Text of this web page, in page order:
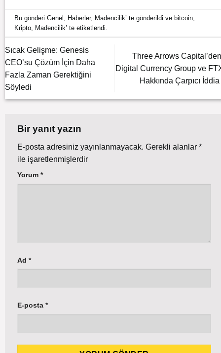
Bu gönderiGenel Haberler, Madencilik’ te gönderildi ve bitcoin
Kri̇pto
Madenci̇li̇k’ te etiketlendi.
Sıcak Gelişme: Genesis
CEO’su Çözüm İçin Daha
Fazla Zaman Gerektiğini
Söyledi
Three Arrows
Digital Currency Group ve
Hakkında Çarpıcı İddia
Bir yanıt yazın
E-posta adresiniz yayınlanmayacak. Gerekli alanlar *
ile işaretlenmişlerdir
Yorum *
Ad *
E-posta *